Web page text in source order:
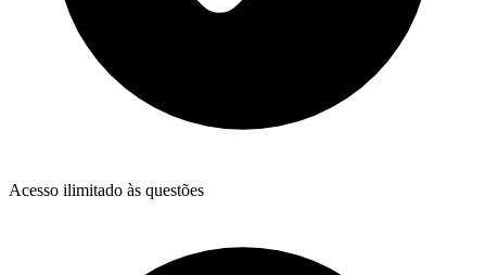
Acesso ilimitado às questões